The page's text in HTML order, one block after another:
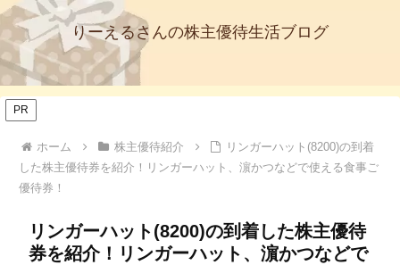
りーえるさんの株主優待生活ブログ
PR
ホーム 株主優待紹介
リンガーハット(8200)の到着
した株主優待券を紹介！リンガーハット、濵かつなどで使える食事ご
優待券！
リンガーハット(8200)の到着した株主優待
券を紹介！リンガーハット、濵かつなどで